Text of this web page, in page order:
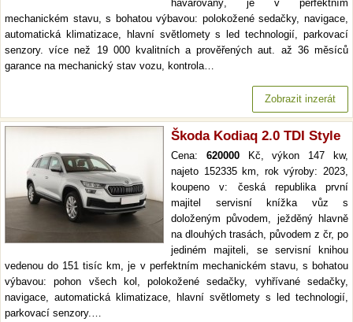
havarovaný, je v perfektním
mechanickém stavu, s bohatou výbavou: polokožené sedačky, navigace,
automatická klimatizace, hlavní světlomety s led technologií, parkovací
senzory. více než 19 000 kvalitních a prověřených aut. až 36 měsíců
garance na mechanický stav vozu, kontrola…
Zobrazit inzerát
Škoda Kodiaq 2.0 TDI Style
Cena: 620000Kč, výkon 147 kw,
najeto 152335 km, rok výroby: 2023,
koupeno v: česká republika první
majitel servisní knížka vůz s
doloženým původem, ježděný hlavně
na dlouhých trasách, původem z čr, po
jediném majiteli, se servisní knihou
vedenou do 151 tisíc km, je v perfektním mechanickém stavu, s bohatou
výbavou: pohon všech kol, polokožené sedačky, vyhřívané sedačky,
navigace, automatická klimatizace, hlavní světlomety s led technologií,
parkovací senzory.…